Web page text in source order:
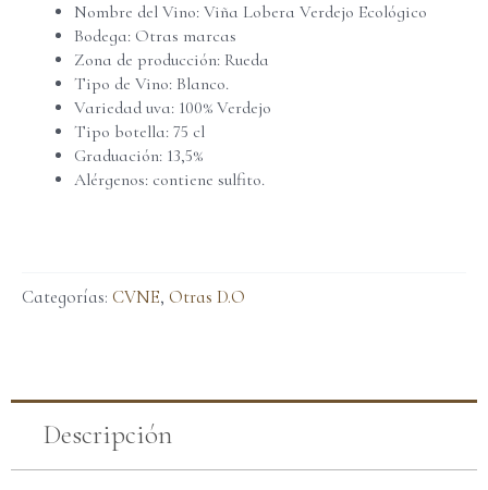
Nombre del Vino: Viña Lobera Verdejo Ecológico
Bodega: Otras marcas
Zona de producción: Rueda
Tipo de Vino: Blanco.
Variedad uva: 100% Verdejo
Tipo botella: 75 cl
Graduación: 13,5%
Alérgenos: contiene sulfito.
Categorías: CVNE, Otras D.O
Descripción